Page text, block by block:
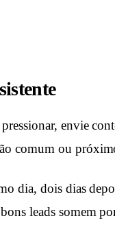
envie
comum ou
dia, dois dias
leads somem